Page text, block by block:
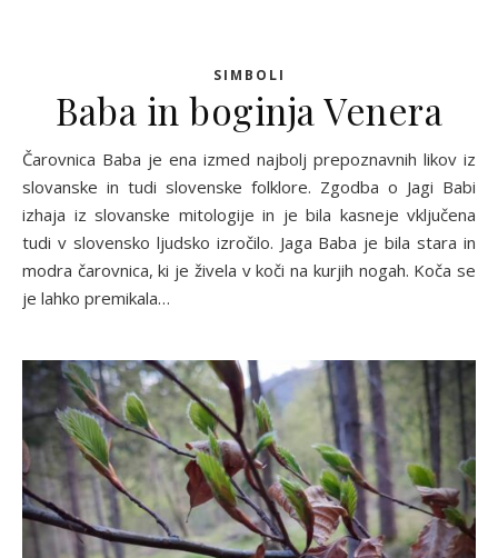
SIMBOLI
Baba in boginja Venera
Čarovnica Baba je ena izmed najbolj prepoznavnih likov iz
slovanske in tudi slovenske folklore. Zgodba o Jagi Babi
izhaja iz slovanske mitologije in je bila kasneje vključena
tudi v slovensko ljudsko izročilo. Jaga Baba je bila stara in
modra čarovnica, ki je živela v koči na kurjih nogah. Koča se
je lahko premikala…